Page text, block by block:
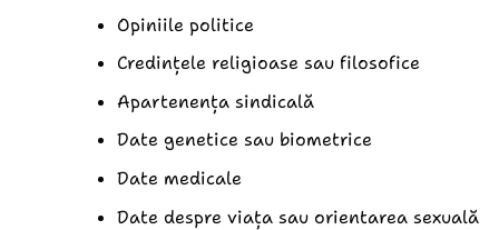
Opiniile politice
Credințele religioase sau filosofice
Apartenența sindicală
Date genetice sau biometrice
Date medicale
Date despre viața sau orientarea sexuală